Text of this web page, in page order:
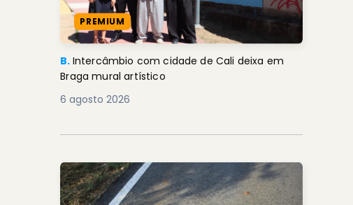
PREMIUM
B. Intercâmbio com cidade de Cali deixa em
Braga mural artístico
6 agosto 2026